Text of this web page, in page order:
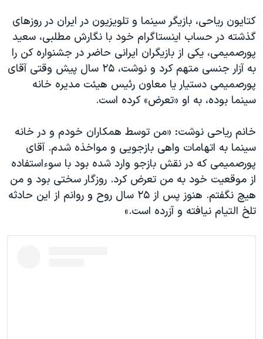
کتایون ریاحی، بازیگر سینما و تلویزیون در ایران در روزهای
گذشته در حساب اینستاگرام خود با نگارش مطلبی، سعید
پورصمیمی، یکی از بازیگران ایرانی حاضر در جشنواره کن را
به آزار جنسی متهم کرد و نوشت، ۲۵ سال پیش وقتی آقای
پورصمیمی دستیار یا معاون رئیس هیئت مدیره خانه
سینما بوده، به او «تعرض» کرده است.
خانم ریاحی نوشت: «من توسط همکاران خودم و در خانه
سینما به اتهامات واهی بازجویی و مواخذه شدم. آقای
پورصمیمی که در نقش بازجو وارد شده بود با سوء‌استفاده
از موقعیت خود به من تعرض کرد. روزگار سختی بود و من
هیچ نگفتم. هنوز پس از ۲۵ سال روح و روانم از این حادثه
تلخ التیام نیافته و آزرده است.»